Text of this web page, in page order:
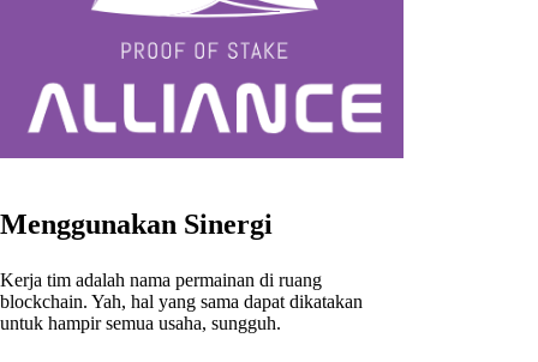
Menggunakan Sinergi
Kerja tim adalah nama permainan di ruang
blockchain. Yah, hal yang sama dapat dikatakan
untuk hampir semua usaha, sungguh.